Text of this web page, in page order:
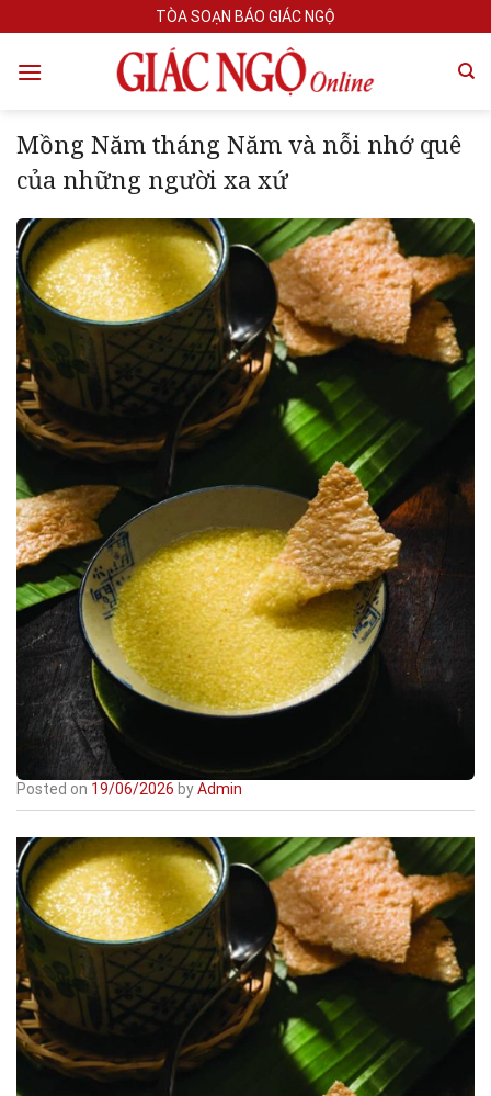
to
content
TÒA SOẠN BÁO GIÁC NGỘ
Mồng Năm tháng Năm và nỗi nhớ quê
của những người xa xứ
Posted on 19/06/2026 byAdmin